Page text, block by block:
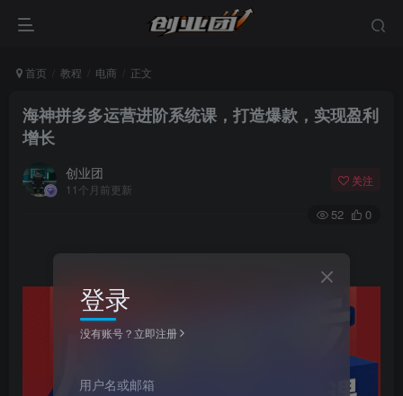
首页 教程 电商 正文
海神拼多多运营进阶系统课，打造爆款，实现盈利
增长
创业团
11个月前更新
关注
52 0
登录
没有账号？立即注册
用户名或邮箱